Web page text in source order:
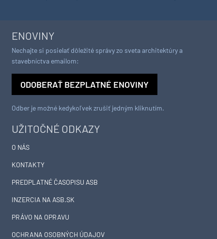
UŽITOČNÉ ODKAZY
O NÁS
KONTAKTY
PREDPLATNÉ ČASOPISU ASB
INZERCIA NA ASB.SK
PRÁVO NA OPRAVU
OCHRANA OSOBNÝCH ÚDAJOV
ENOVINY
Nechajte si posielať dôležité správy zo sveta architektúry a
stavebníctva emailom:
ODOBERAŤ BEZPLATNÉ ENOVINY
Odber je možné kedykoľvek zrušiť jedným kliknutím.